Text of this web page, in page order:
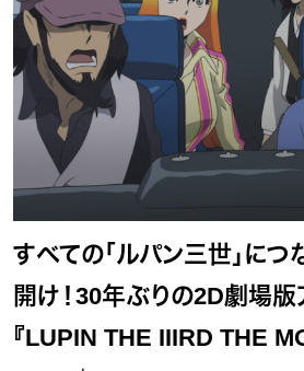
すべての「ルパン三世」に
開け！30年ぶりの2D劇場
『LUPIN THE IIIRD THE